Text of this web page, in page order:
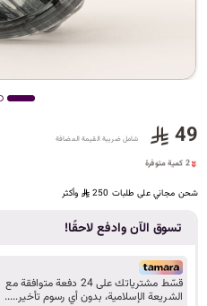
49 شامل ضريبة القيمة المضافة
2 كمية متوفرة
2 كمية متوفرة
شحن مجاني على طلبات 250 وأكثر
تسوق الآن وادفع لاحقًا!
قسّط مشترياتك على 24 دفعة متوافقة مع
الشريعة الإسلامية، بدون أي رسوم تأخير.....